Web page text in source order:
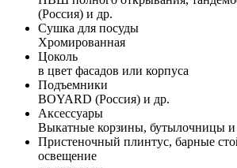
(Россия) и др.
Сушка для посуды
Хромированная
Цоколь
в цвет фасадов или корпуса
Подъемники
BOYARD (Россия) и др.
Аксессуары
Выкатные корзины, бутылочницы и
Пристеночный плинтус, барные
освещение